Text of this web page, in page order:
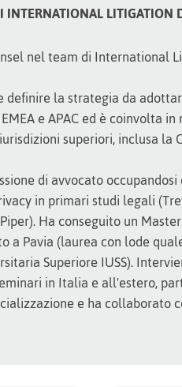
LITIGATION
nel team di International
la strategia da
e APAC ed è coinvolta in
superiori, inclusa la
di avvocato
in primari studi legali
Ha conseguito un
a Pavia (laurea con lode
Superiore IUSS).
in Italia e all'estero,
e ha collaborato